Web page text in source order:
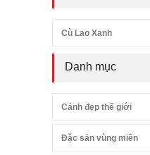
Cù Lao Xanh
Danh mục
Cảnh đẹp thế giới
Đặc sản vùng miền